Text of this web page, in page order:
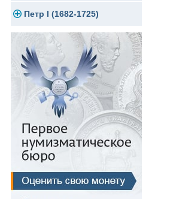
Ливонезы
Альбертусталер
Петр I (1682-1725)
Золото
Серебро
Медь
Для Речи Посполитой